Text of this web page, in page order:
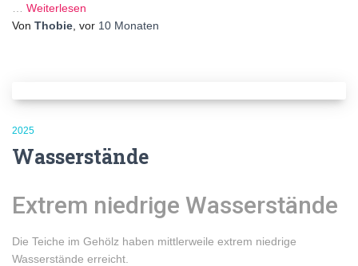
Weiterlesen
Von Thobie , vor 10 Monaten
2025
Wasserstände
Extrem niedrige Wasserstände
Die Teiche im Gehölz haben mittlerweile extrem niedrige
Wasserstände erreicht.